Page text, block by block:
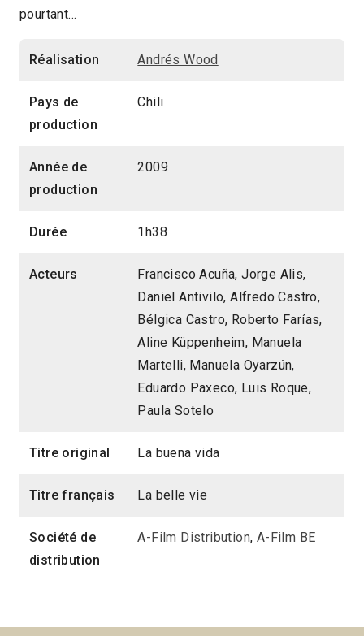
pourtant…
Réalisation Andrés Wood
Pays de
production
Chili
Année de
production
2009
Durée 1h38
Acteurs
Francisco Acuña, Jorge Alis,
Daniel Antivilo, Alfredo Castro,
Bélgica Castro, Roberto Farías,
Aline Küppenheim, Manuela
Martelli, Manuela Oyarzún,
Eduardo Paxeco, Luis Roque,
Paula Sotelo
Titre original La buena vida
Titre français La belle vie
Société de
distribution
A-Film Distribution, A-Film BE